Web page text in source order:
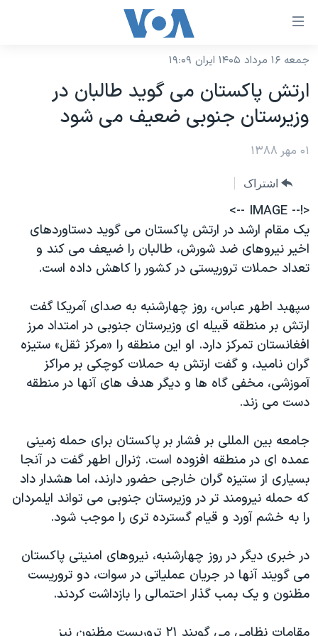
لینکهای
دسترسی
جهش
محتوای
اصلی
جهش
صفحه
اصلی
جهش
به
جستجو
نسخه سبک وب‌سایت
موضوع ها
ایران
آمریکا
جهان
ورزشی
گزیده‌ها
ویدیوها
فرهنگ و زندگی
حقوق شهروندی
اقتصادی
علم و فناوری
اسرائیل در جنگ
گالری عکس
آرشیو پخش زنده
برنامه های تلویزیونی
جدول برنامه ها
صفحه‌های ویژه
جام جهانی ۲۰۲۶
عملیات خشم حماسی
بایگانی برنامه‌های تلویزیونی
مستندها
انتخابات ریاست جمهوری آمریکا ۲۰۲۴
حمله جمهوری اسلامی به اسرائیل
رمز مهسا
ورزش زنان در ایران
اعتراضات زن، زندگی، آزادی
مجموعه مستندهای دادخواهی
تریبونال مردمی آبان ۹۸
چهل سال گروگان‌گیری
قانون شفافیت دارائی کادر رهبری ایران
فرکانس‌های صدای آمریکا
پخش رادیویی
دنبال کنید
جمعه ۱۶ مرداد ۱۴۰۵ ایران ۱۹:۰۹
ارتش پاکستان می گوید طالبان در
وزیرستان جنوبی ضعیف می شود
۰۱ مهر ۱۳۸۸
اشتراک
<!-- IMAGE -->
یک مقام ارشد در ارتش پاکستان می گوید دستاوردهای
اخیر نیروهای ضد شورش، طالبان را ضیعف می کند و
تعداد حملات تروریستی در کشور را کاهش داده است.
سپهبد اطهر عباس، روز چهارشنبه به صدای آمریکا گفت
ارتش بر منطقه قبیله ای وزیرستان جنوبی در امتداد مرز
افغانستان تمرکز دارد. او این منطقه را «مرکز ثقل» ستیزه
گران نامید، و گفت ارتش به حملات کوچکی بر مراکز
آموزشی، مخفی گاه ها و دیگر هدف های آنها در منطقه
دست می زند.
جامعه بین المللی بر فشار بر پاکستان برای حمله زمینی
عمده ای در منطقه افزوده است. ژنرال اطهر گفت در آنجا
بسیاری از ستیزه گران خارجی حضور دارند، اما هشدار داد
که حمله نیرومند تر در وزیرستان جنوبی می تواند ایلمردان
را به خشم آورد و قیام گسترده تری را موجب شود.
در خبری دیگر در روز چهارشنبه، نیروهای امنیتی پاکستان
می گویند آنها در جریان عملیاتی در سوات، دو تروریست
مظنون و یک بمب گذار احتمالی را بازداشت کردند.